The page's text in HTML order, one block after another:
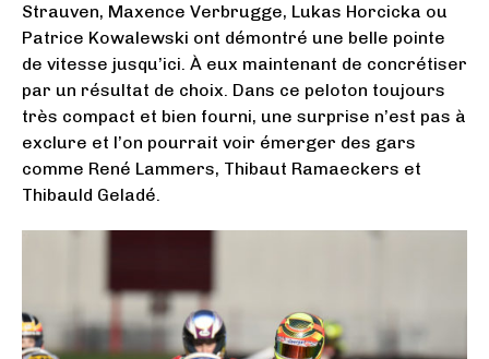
Strauven, Maxence Verbrugge, Lukas Horcicka ou
Patrice Kowalewski ont démontré une belle pointe
de vitesse jusqu’ici. À eux maintenant de concrétiser
par un résultat de choix. Dans ce peloton toujours
très compact et bien fourni, une surprise n’est pas à
exclure et l’on pourrait voir émerger des gars
comme René Lammers, Thibaut Ramaeckers et
Thibauld Geladé.